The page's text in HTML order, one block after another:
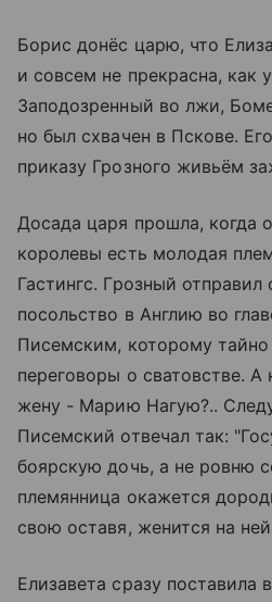
Борис донёс царю, что
и совсем не прекрасна, как
Заподозренный во лжи,
но был схвачен в Пскове.
приказу Грозного живьём
Досада царя прошла, когда
королевы есть молодая
Гастингс. Грозный отправил
посольство в Англию во
Писемским, которому
переговоры о сватовстве.
жену - Марию Нагую?..
Писемский отвечал так:
боярскую дочь, а не ровню
племянница окажется
свою оставя, женится на
Елизавета сразу поставила